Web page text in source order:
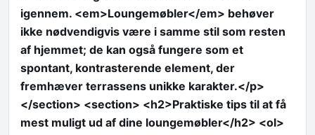
igennem. <em>Loungemøbler</em> behøver
ikke nødvendigvis være i samme stil som resten
af hjemmet; de kan også fungere som et
spontant, kontrasterende element, der
fremhæver terrassens unikke karakter.</p>
</section> <section> <h2>Praktiske tips til at få
mest muligt ud af dine loungemøbler</h2> <ol>